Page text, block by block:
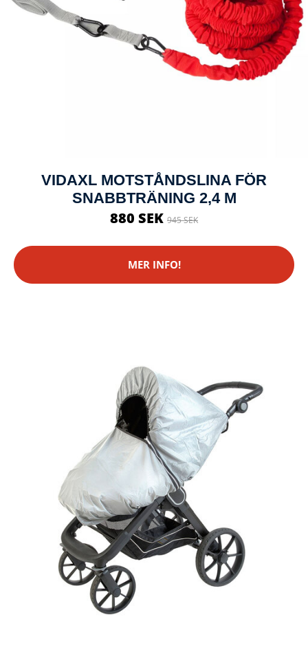
VIDAXL MOTSTÅNDSLINA FÖR
SNABBTRÄNING 2,4 M
880 SEK 945 SEK
MER INFO!